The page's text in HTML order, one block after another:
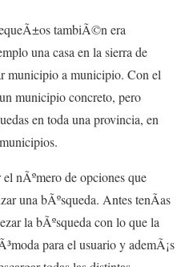
tambiÃ©n era
una casa en la sierra de
municipio a municipio. Con el
municipio concreto, pero
en toda una provincia, en
nÃºmero de opciones que
una bÃºsqueda. Antes tenÃ­as
la bÃºsqueda con lo que la
para el usuario y ademÃ¡s